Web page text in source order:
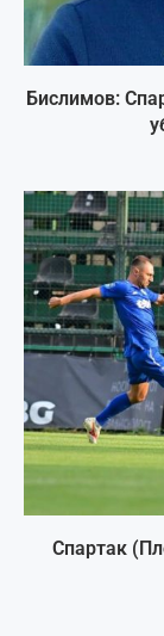
Бислимов:
Спартак